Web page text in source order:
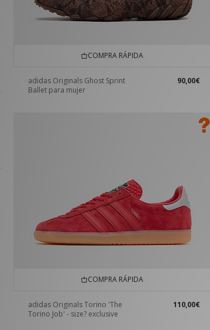
COMPRA RÁPIDA
adidas Originals Ghost Sprint
Ballet para mujer
90,00€
COMPRA RÁPIDA
adidas Originals Torino 'The
Torino Job' - size? exclusive
110,00€